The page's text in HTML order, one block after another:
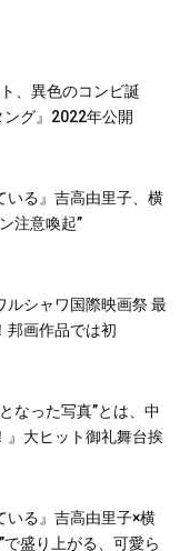
、異色のコンビ誕
グ』2022年公開
いる』吉高由里子、横
注意喚起”
ルシャワ国際映画祭 最
邦画作品では初
なった写真”とは、中
』大ヒット御礼舞台挨
いる』吉高由里子×横
盛り上がる、可愛ら